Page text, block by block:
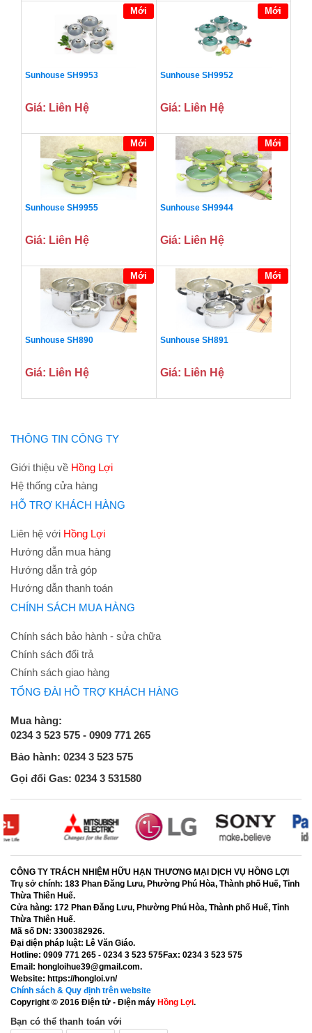
Mới
Sunhouse SH9953
Giá: Liên Hệ
Mới
Sunhouse SH9952
Giá: Liên Hệ
Mới
Sunhouse SH9955
Giá: Liên Hệ
Mới
Sunhouse SH9944
Giá: Liên Hệ
Mới
Sunhouse SH890
Giá: Liên Hệ
Mới
Sunhouse SH891
Giá: Liên Hệ
THÔNG TIN CÔNG TY
Giới thiệu về Hồng Lợi
Hệ thống cửa hàng
HỖ TRỢ KHÁCH HÀNG
Liên hệ với Hồng Lợi
Hướng dẫn mua hàng
Hướng dẫn trả góp
Hướng dẫn thanh toán
CHÍNH SÁCH MUA HÀNG
Chính sách bảo hành - sửa chữa
Chính sách đổi trả
Chính sách giao hàng
TỔNG ĐÀI HỖ TRỢ KHÁCH HÀNG
Mua hàng:
0234 3 523 575 - 0909 771 265
Bảo hành: 0234 3 523 575
Gọi đổi Gas: 0234 3 531580
CÔNG TY TRÁCH NHIỆM HỮU HẠN THƯƠNG MẠI DỊCH VỤ HỒNG LỢI
Trụ sở chính: 183 Phan Đăng Lưu, Phường Phú Hòa, Thành phố Huế, Tỉnh
Thừa Thiên Huế.
Cửa hàng: 172 Phan Đăng Lưu, Phường Phú Hòa, Thành phố Huế, Tỉnh
Thừa Thiên Huế.
Mã số DN: 3300382926.
Đại diện pháp luật: Lê Văn Giáo.
Hotline: 0909 771 265 - 0234 3 523 575Fax: 0234 3 523 575
Email: hongloihue39@gmail.com.
Website: https://hongloi.vn/
Chính sách & Quy định trên website
Copyright © 2016 Điện tử - Điện máy Hồng Lợi.
Bạn có thể thanh toán với